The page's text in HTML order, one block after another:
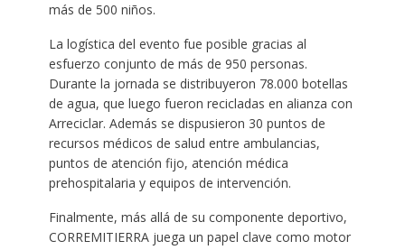
más de 500 niños.
La logística del evento fue posible gracias al
esfuerzo conjunto de más de 950 personas.
Durante la jornada se distribuyeron 78.000 botellas
de agua, que luego fueron recicladas en alianza con
Arreciclar. Además se dispusieron 30 puntos de
recursos médicos de salud entre ambulancias,
puntos de atención fijo, atención médica
prehospitalaria y equipos de intervención.
Finalmente, más allá de su componente deportivo,
CORREMITIERRA juega un papel clave como motor